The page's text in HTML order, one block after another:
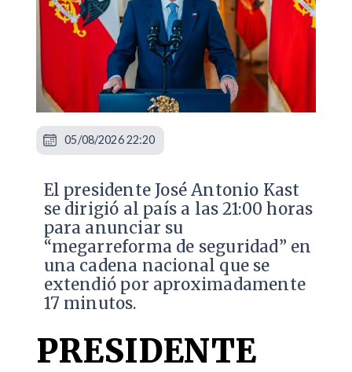
El presidente José Antonio Kast
se dirigió al país a las 21:00 horas
para anunciar su
“megarreforma de seguridad” en
una cadena nacional que se
extendió por aproximadamente
17 minutos.
PRESIDENTE
05/08/2026 22:20